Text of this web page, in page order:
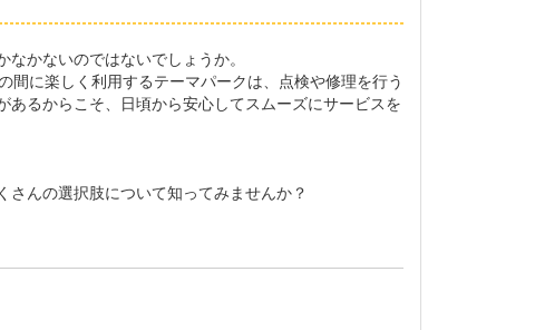
かないのではないでしょうか。
に楽しく利用するテーマパークは、点検や修理を行う
るからこそ、日頃から安心してスムーズにサービスを
んの選択肢について知ってみませんか？